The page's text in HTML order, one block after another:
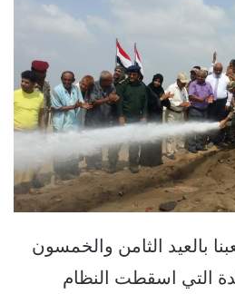
بالعيد الثامن والخمسون
الخالدة التي اسقطت النظام